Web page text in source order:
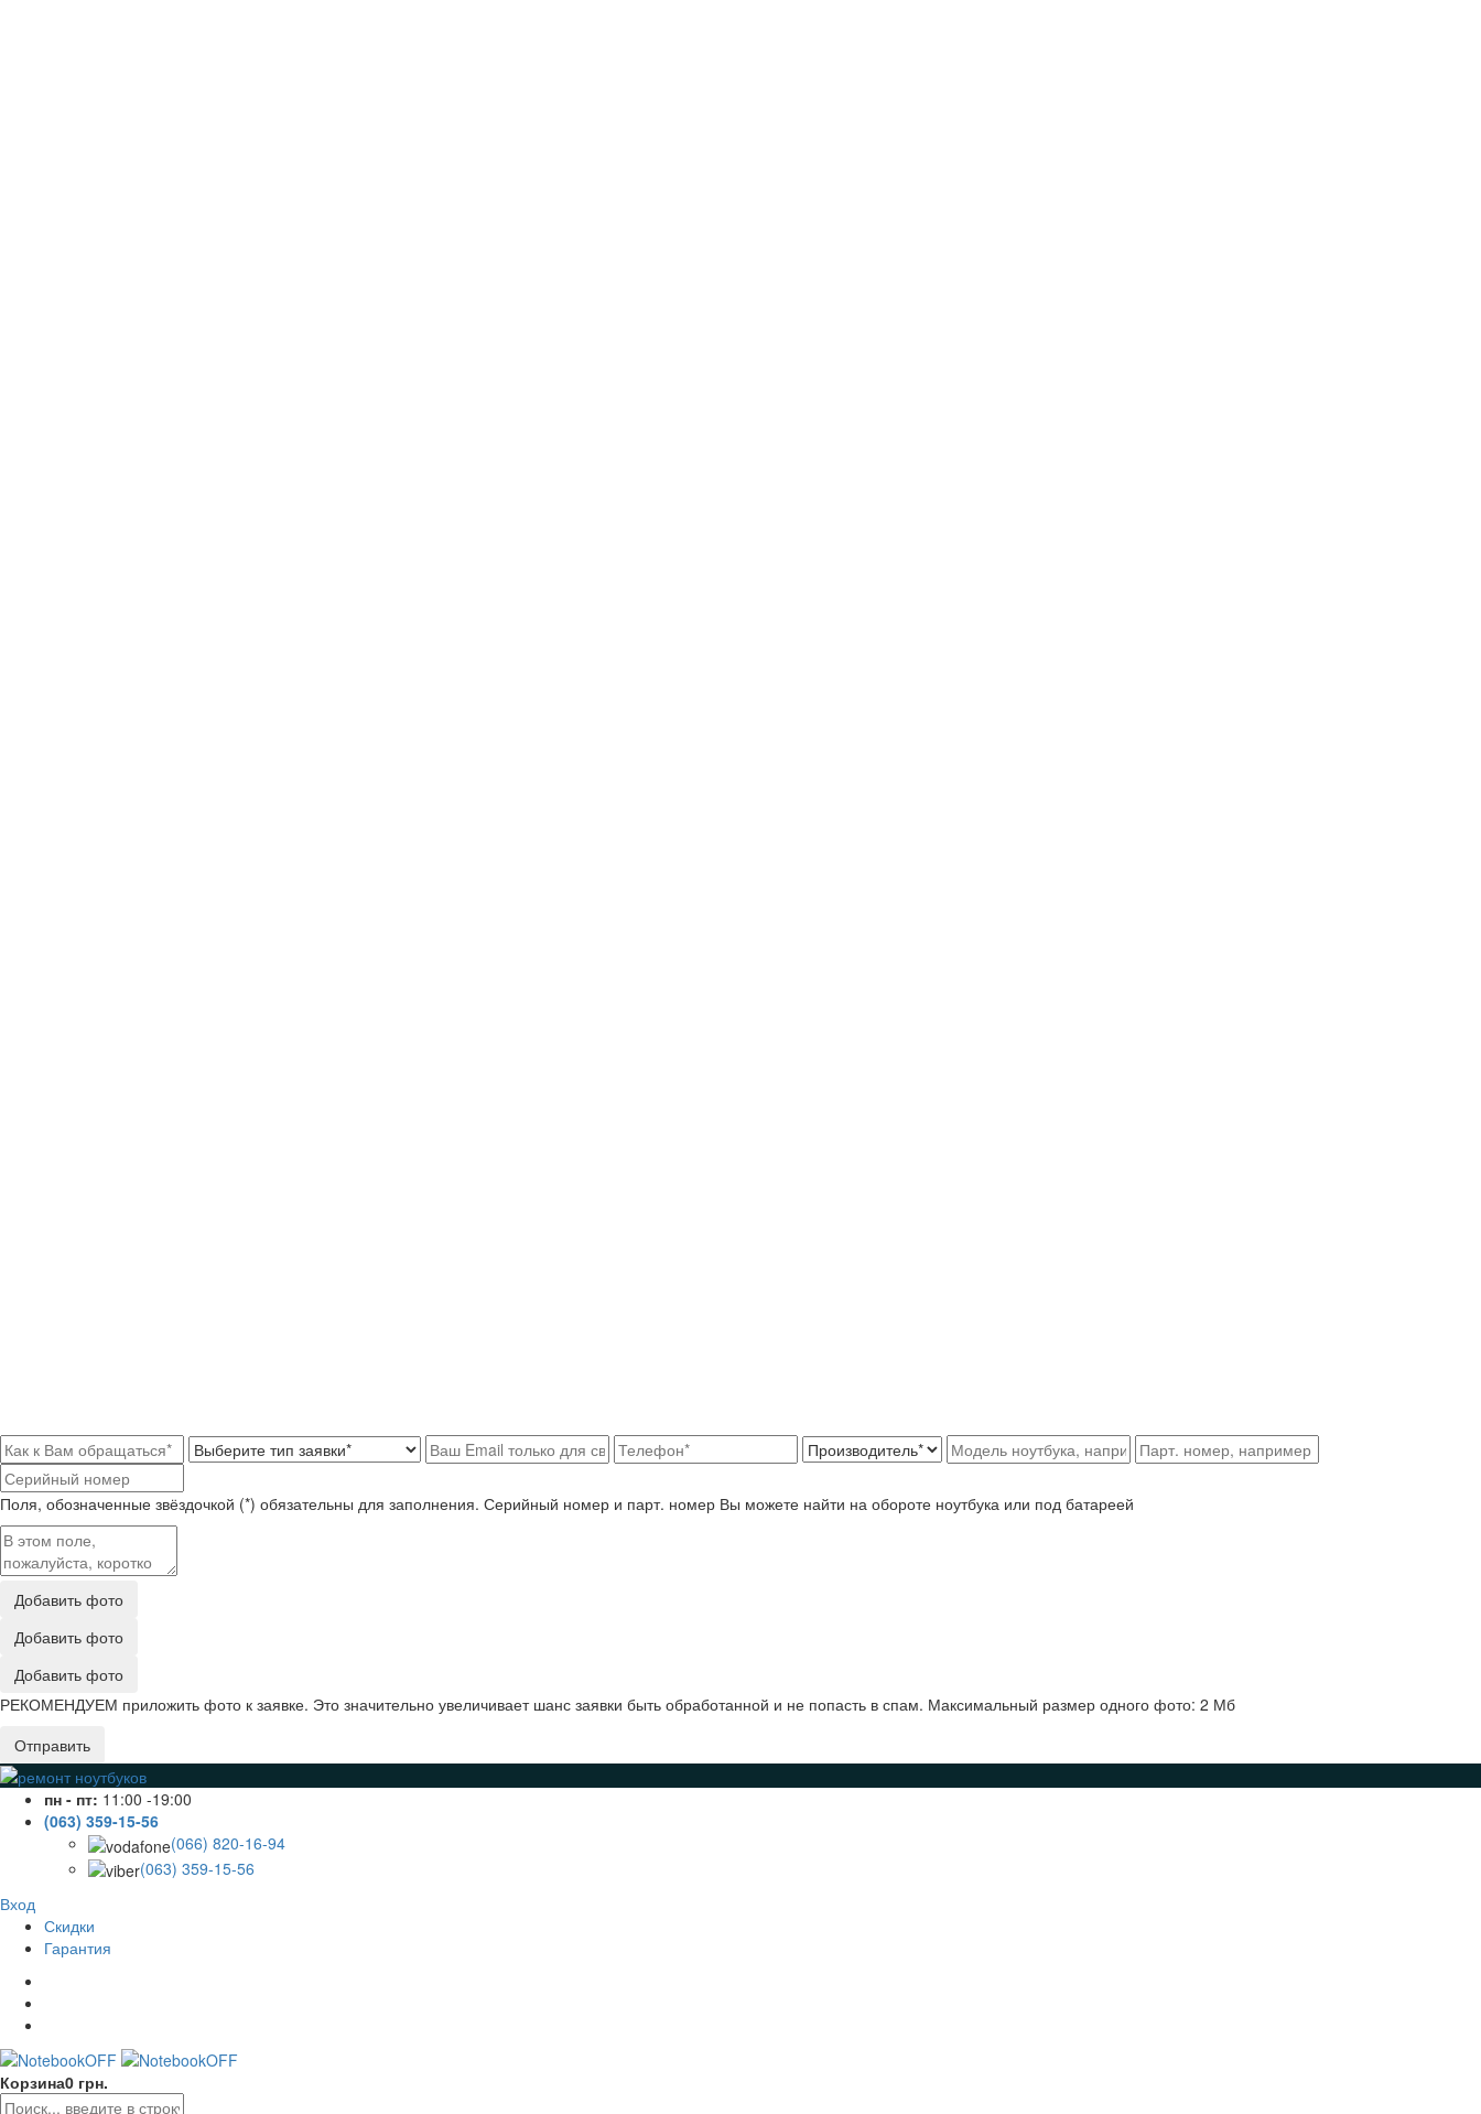
Поля, обозначенные звёздочкой (*) обязательны для заполнения. Серийный номер и парт. номер Вы можете найти на обороте ноутбука или под батареей
Добавить фото
Добавить фото
Добавить фото
РЕКОМЕНДУЕМ приложить фото к заявке. Это значительно увеличивает шанс заявки быть обработанной и не попасть в спам. Максимальный размер одного фото: 2 Мб
Отправить
пн - пт: 11:00 -19:00
(063) 359-15-56
(066) 820-16-94
(063) 359-15-56
Вход
Скидки
Гарантия
Корзина0 грн.